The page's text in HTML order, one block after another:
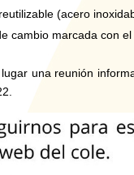
(acero
cambio marcada con el
una reunión